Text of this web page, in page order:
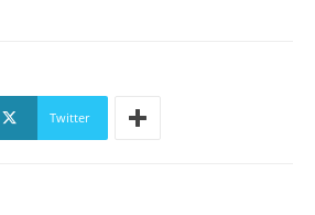
Twitter